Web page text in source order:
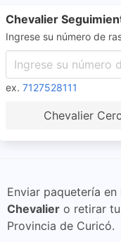
Chevalier
Ingrese su número de
ex. 7127528111
Chevalier
Enviar paquetería en
Chevalier o retirar
Provincia de Curicó.